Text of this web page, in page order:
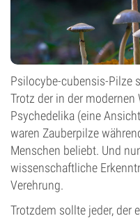
Psilocybe-cubensis-Pilze
Trotz der in der
Psychedelika (eine
waren Zauberpilze
Menschen beliebt. Und
wissenschaftliche
Verehrung.
Trotzdem sollte jeder, der